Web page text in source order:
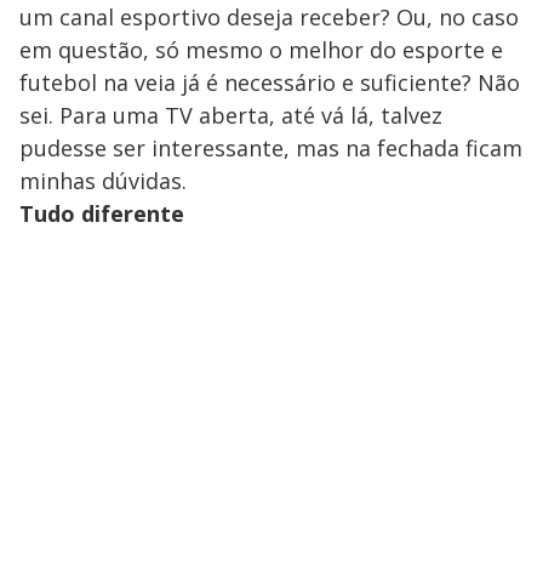
um canal esportivo deseja receber? Ou, no caso
em questão, só mesmo o melhor do esporte e
futebol na veia já é necessário e suficiente? Não
sei. Para uma TV aberta, até vá lá, talvez
pudesse ser interessante, mas na fechada ficam
minhas dúvidas.
Tudo diferente